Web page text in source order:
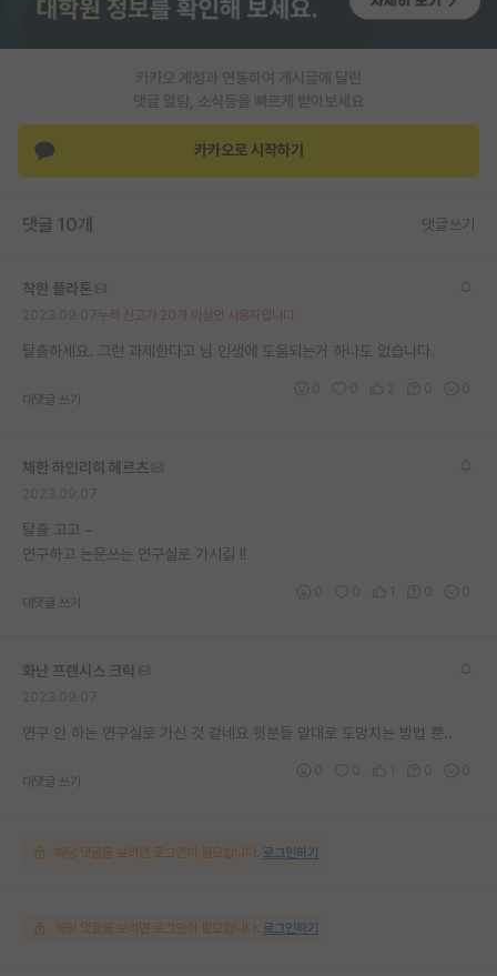
인문사회 계열 게시판
특수/전문대학원 게시판
반도체/AI 게시판
장학금/장학생 게시판
홍보 게시판
커리어
유학교육
재팬라운지 🌸
카카오 계정과 연동하여 게시글에 달린
댓글 알람, 소식등을 빠르게 받아보세요
카카오로 시작하기
댓글 10개 댓글쓰기
착한 플라톤
누적 신고가 20개 이상인 사용자입니다.
탈출하세요. 그런 과제한다고 님 인생에 도움되는거 하나도 없습니다.
대댓글 쓰기
체한 하인리히 헤르츠
탈출 고고 ~
연구하고 논문쓰는 연구실로 가시길 !!
대댓글 쓰기
화난 프랜시스 크릭
연구 안 하는 연구실로 가신 것 같네요 윗분들 말대로 도망치는 방법 뿐..
대댓글 쓰기
해당 댓글을 보려면 로그인이 필요합니다. 로그인하기
해당 댓글을 보려면 로그인이 필요합니다. 로그인하기